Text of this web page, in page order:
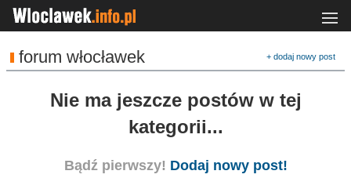
forum włocławek + dodaj nowy post
Nie ma jeszcze postów w tej
kategorii...
Bądź pierwszy! Dodaj nowy post!